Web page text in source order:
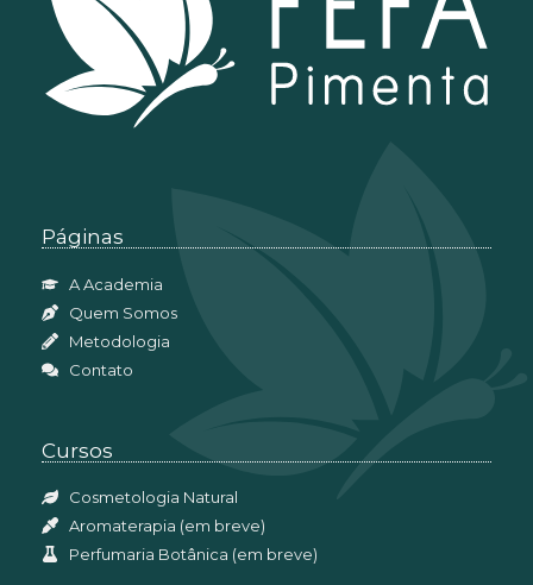
Páginas
A Academia
Quem Somos
Metodologia
Contato
Cursos
Cosmetologia Natural
Aromaterapia (em breve)
Perfumaria Botânica (em breve)